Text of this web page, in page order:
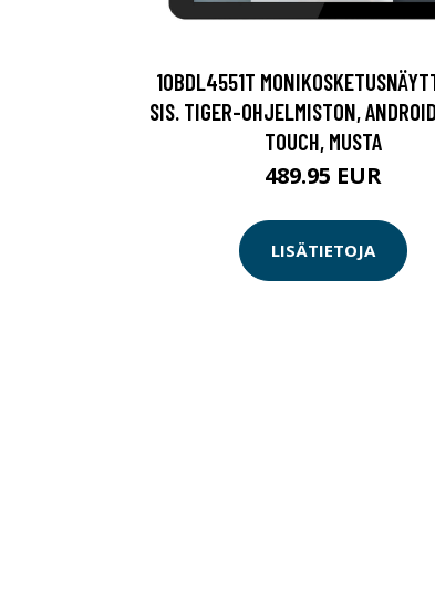
10BDL4551T
SIS. TIGER-OHJELMISTON,
TOUCH, MUSTA
489.95 EUR
LISÄTIETOJA